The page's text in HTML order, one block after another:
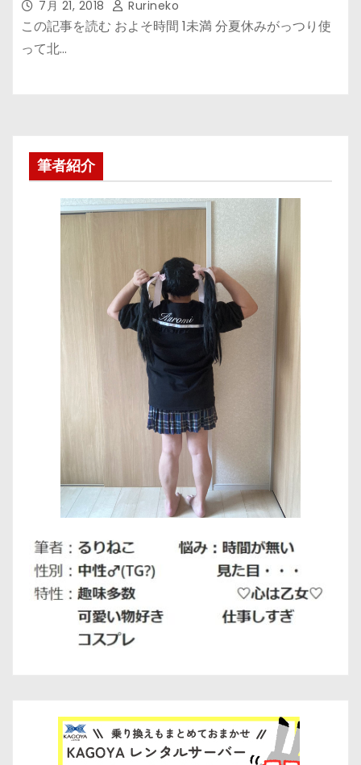
7月 21, 2018 Rurineko
この記事を読む およそ時間 1未満 分夏休みがっつり使
って北…
筆者紹介